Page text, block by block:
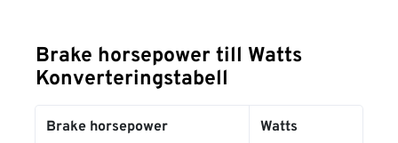
Brake horsepower till Watts
Konverteringstabell
Brake horsepower Watts